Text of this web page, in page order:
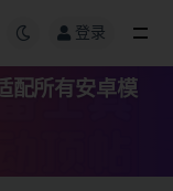
登录
配所有安卓模